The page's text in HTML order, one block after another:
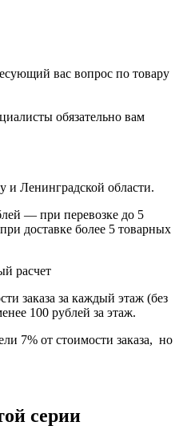
вас вопрос по товару
обязательно вам
и Ленинградской области.
— при перевозке до 5
доставке более 5 товарных
расчет
заказа за каждый этаж (без
100 рублей за этаж.
7% от стоимости заказа, но
серии